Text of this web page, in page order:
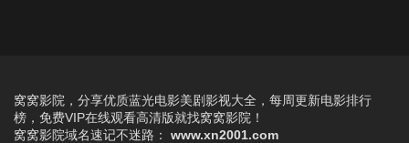
窝窝影院，分享优质蓝光电影美剧影视大全，每周更新电影排行
榜，免费VIP在线观看高清版就找窝窝影院！
窝窝影院域名速记不迷路： www.xn2001.com